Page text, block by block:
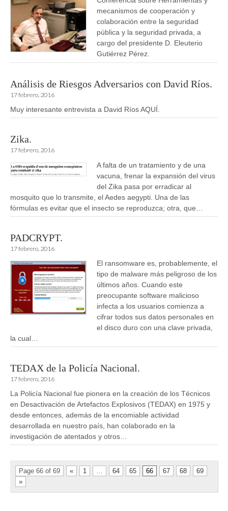
mecanismos de cooperación y
colaboración entre la seguridad
pública y la seguridad privada, a
cargo del presidente D. Eleuterio
Gutiérrez Pérez.
Análisis de Riesgos Adversarios con David Ríos.
17 febrero, 2016
Muy interesante entrevista a David Ríos AQUÍ.
Zika.
17 febrero, 2016
A falta de un tratamiento y de una
vacuna, frenar la expansión del virus
del Zika pasa por erradicar al
mosquito que lo transmite, el Aedes aegypti. Una de las
fórmulas es evitar que el insecto se reproduzca; otra, que…
PADCRYPT.
17 febrero, 2016
El ransomware es, probablemente, el
tipo de malware más peligroso de los
últimos años. Cuando este
preocupante software malicioso
infecta a los usuarios comienza a
cifrar todos sus datos personales en
el disco duro con una clave privada,
la cual…
TEDAX de la Policía Nacional.
17 febrero, 2016
La Policía Nacional fue pionera en la creación de los Técnicos
en Desactivación de Artefactos Explosivos (TEDAX) en 1975 y
desde entonces, además de la encomiable actividad
desarrollada en nuestro país, han colaborado en la
investigación de atentados y otros…
Page 66 of 69 « 1 … 64 65 66 67 68
69
»